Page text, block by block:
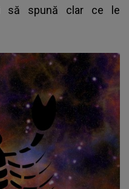
să spună clar ce le